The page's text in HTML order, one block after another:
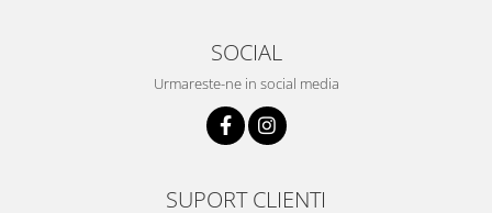
SOCIAL
Urmareste-ne in social media
SUPORT CLIENTI